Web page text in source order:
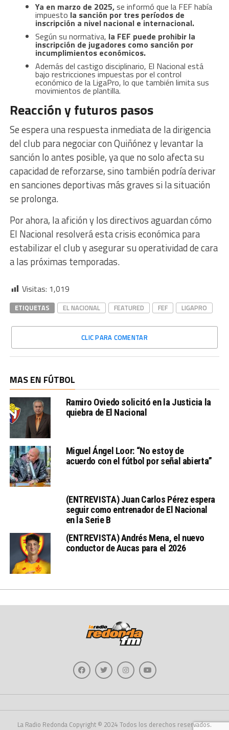
Ya en marzo de 2025,se informó que la FEF había
impuesto la sanción por tres períodos de
inscripción a nivel nacional e internacional.
Según su normativa, la FEF puede prohibir la
inscripción de jugadores como sanción por
incumplimientos económicos.
Además del castigo disciplinario, El Nacional está
bajo restricciones impuestas por el control
económico de la LigaPro, lo que también limita sus
movimientos de plantilla.
Reacción y futuros pasos
Se espera una respuesta inmediata de la dirigencia
del club para negociar con Quiñónez y levantar la
sanción lo antes posible, ya que no solo afecta su
capacidad de reforzarse, sino también podría derivar
en sanciones deportivas más graves si la situación
se prolonga.
Por ahora, la afición y los directivos aguardan cómo
El Nacional resolverá esta crisis económica para
estabilizar el club y asegurar su operatividad de cara
a las próximas temporadas.
Visitas: 1,019
ETIQUETAS EL NACIONAL FEATURED FEF LIGAPRO
CLIC PARA COMENTAR
MAS EN FÚTBOL
Ramiro Oviedo solicitó en la Justicia la
quiebra de El Nacional
Miguel Ángel Loor: “No estoy de
acuerdo con el fútbol por señal abierta”
(ENTREVISTA) Juan Carlos Pérez espera
seguir como entrenador de El Nacional
en la Serie B
(ENTREVISTA) Andrés Mena, el nuevo
conductor de Aucas para el 2026
La Radio Redonda Copyright © 2024 Todos los derechos reservados.